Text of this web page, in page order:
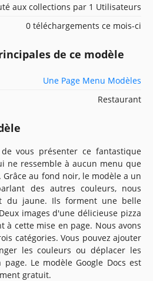
aux collections par 1 Utilisateurs
0 téléchargements ce mois-ci
de ce modèle
Une Page Menu Modèles
Restaurant
vous présenter ce fantastique
ne ressemble à aucun menu que
Grâce au fond noir, le modèle a un
des autres couleurs, nous
du jaune. Ils forment une belle
images d'une délicieuse pizza
à cette mise en page. Nous avons
catégories. Vous pouvez ajouter
les couleurs ou déplacer les
Le modèle Google Docs est
gratuit.